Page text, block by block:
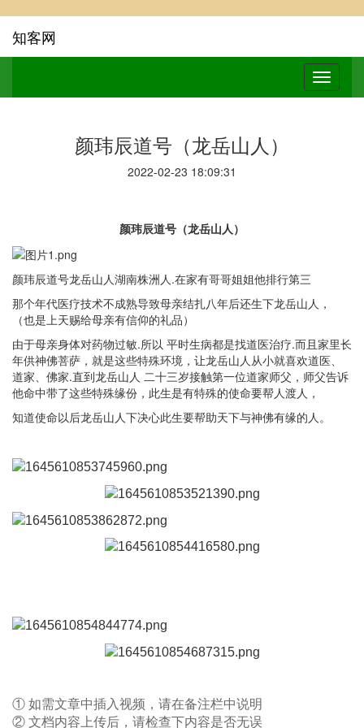
知客网
颜玮辰道号（龙岳山人）
2022-02-23 18:09:31
颜玮辰道号 （龙岳山人）
颜玮辰道号龙岳山人湖南株洲人.在家有哥哥姐姐他排行第三
那个年代医疗技术不成熟导致母亲结扎八年后还生下龙岳山人，
（也是上天赐给母亲有信仰的礼品）
由于母亲身体对药物过敏.所以 平时生病都是找道医治疗.而且家里长
年供神佛菩萨，就是这些特殊环境，让龙岳山人从小就喜欢道医、
道家、佛家.直到龙岳山人 二十三岁接触第一位道家师父，师父告诉
他命中带了这些特殊缘份，此生是有特殊的使命要帮人渡人，
知道使命以后龙岳山人下决心此生要帮助天下与神佛有缘的人。
① 如需文章中插入视频，请在备注栏中说明
② 文档内容上传后，请检查下内容是否无误